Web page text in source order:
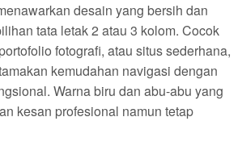
desain yang bersih dan
tata letak 2 atau 3 kolom. Cocok
fotografi, atau situs sederhana,
kemudahan navigasi dengan
Warna biru dan abu-abu yang
kesan profesional namun tetap